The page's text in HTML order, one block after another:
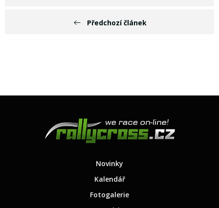
Předchozí článek
Novinky
Kalendář
Fotogalerie